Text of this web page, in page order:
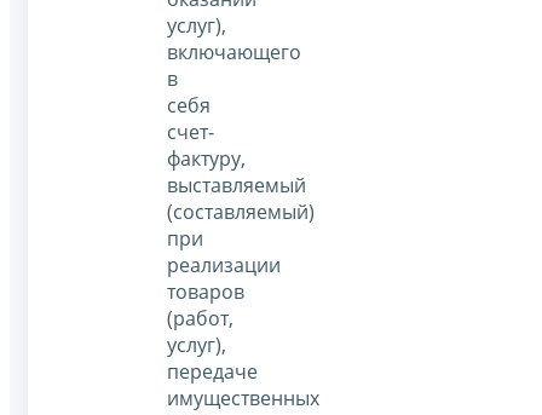
услуг),
включающего
в
себя
счет-
фактуру,
выставляемый
(составляемый)
при
реализации
товаров
(работ,
услуг),
передаче
имущественных